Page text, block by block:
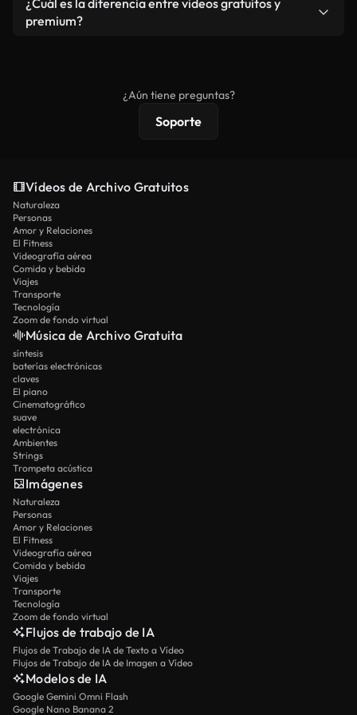
vídeos. Solo asegúrese de que el producto final no
¿Cuál es la diferencia entre videos gratuitos y
premium?
protecciones de licencia extendidas.
¿Aún tiene preguntas?
Soporte
Vídeos de Archivo Gratuitos
Naturaleza
Personas
Amor y Relaciones
El Fitness
Videografía aérea
Comida y bebida
Viajes
Transporte
Tecnología
Zoom de fondo virtual
Música de Archivo Gratuita
síntesis
baterías electrónicas
claves
El piano
Cinematográfico
suave
electrónica
Ambientes
Strings
Trompeta acústica
Imágenes
Naturaleza
Personas
Amor y Relaciones
El Fitness
Videografía aérea
Comida y bebida
Viajes
Transporte
Tecnología
Zoom de fondo virtual
Flujos de trabajo de IA
Flujos de Trabajo de IA de Texto a Vídeo
Flujos de Trabajo de IA de Imagen a Vídeo
Modelos de IA
Google Gemini Omni Flash
Google Nano Banana 2